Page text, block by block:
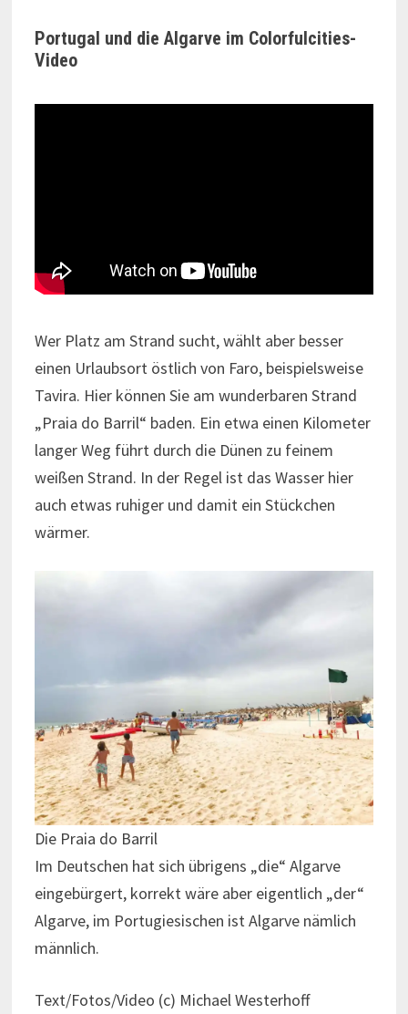
Portugal und die Algarve im Colorfulcities-
Video
Wer Platz am Strand sucht, wählt aber besser
einen Urlaubsort östlich von Faro, beispielsweise
Tavira. Hier können Sie am wunderbaren Strand
„Praia do Barril“ baden. Ein etwa einen Kilometer
langer Weg führt durch die Dünen zu feinem
weißen Strand. In der Regel ist das Wasser hier
auch etwas ruhiger und damit ein Stückchen
wärmer.
Die Praia do Barril
Im Deutschen hat sich übrigens „die“ Algarve
eingebürgert, korrekt wäre aber eigentlich „der“
Algarve, im Portugiesischen ist Algarve nämlich
männlich.
Text/Fotos/Video (c) Michael Westerhoff